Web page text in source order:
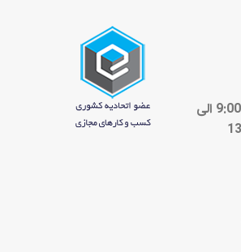
ساعات کاری : شنبه تا چهارشنبه 9:00 الی